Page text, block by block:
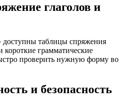
глаголов и
таблицы спряжения
короткие грамматические
проверить нужную форму во
и безопасность